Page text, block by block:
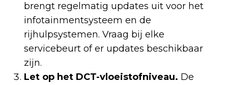
brengt regelmatig updates uit voor het
infotainmentsysteem en de
rijhulpsystemen. Vraag bij elke
servicebeurt of er updates beschikbaar
zijn.
Let op het DCT-vloeistofniveau. De